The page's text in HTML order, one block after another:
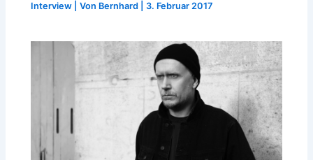
Interview | Von Bernhard |3. Februar 2017